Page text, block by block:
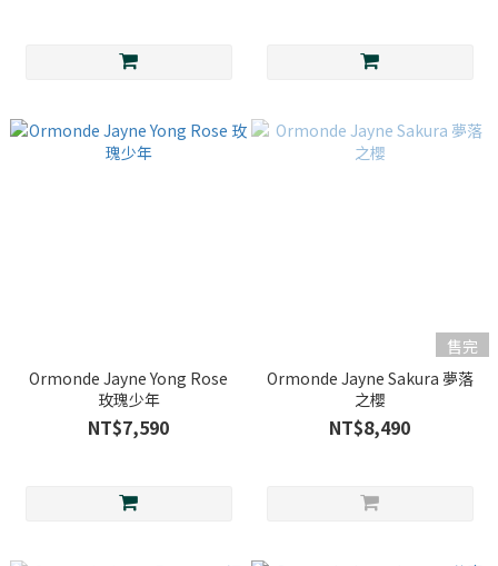
Ormonde Jayne Yong Rose
玫瑰少年
NT$7,590
售完
Ormonde Jayne Sakura 夢落
之櫻
NT$8,490